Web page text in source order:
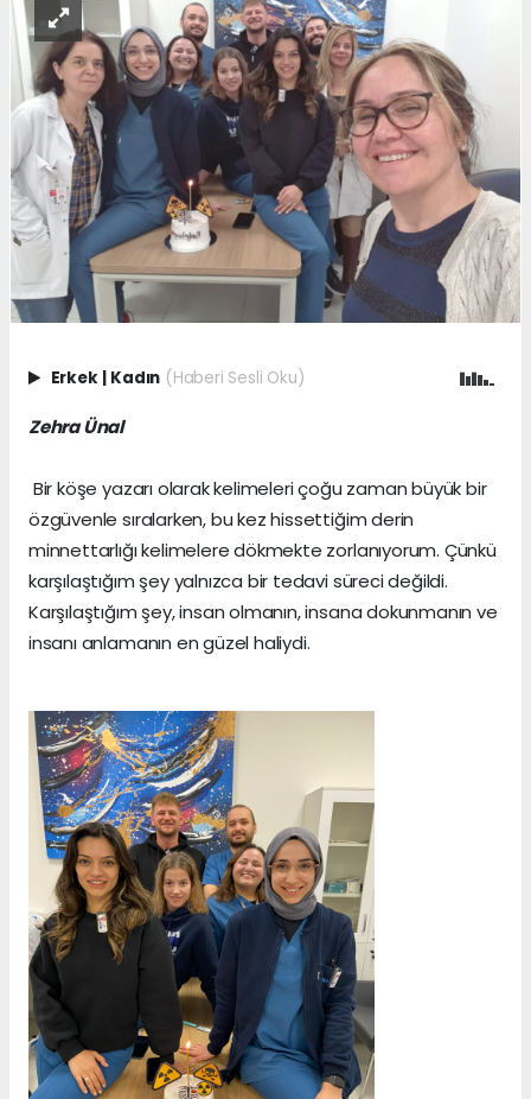
Erkek Kadın (Haberi Sesli Oku)
Zehra Ünal
Bir köşe yazarı olarak kelimeleri çoğu zaman büyük bir
özgüvenle sıralarken, bu kez hissettiğim derin
minnettarlığı kelimelere dökmekte zorlanıyorum. Çünkü
karşılaştığım şey yalnızca bir tedavi süreci değildi.
Karşılaştığım şey, insan olmanın, insana dokunmanın ve
insanı anlamanın en güzel haliydi.